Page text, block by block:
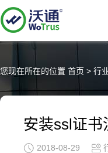
您现在所在的位置 首页 > 行
安装ssl证书
2018-08-29